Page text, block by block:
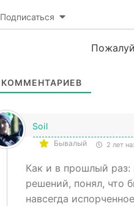
Подписаться
КОММЕНТАРИЕВ
Soil
Бывалый 2 лет
Как и в прошлый раз:
решений, понял, что
навсегда